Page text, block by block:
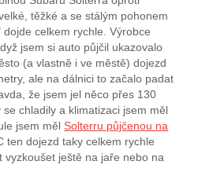
těžké a se stálým pohonem
celkem rychle. Výrobce
jsem si auto půjčil ukazovalo
(a vlastně i ve městě) dojezd
ale na dálnici to začalo padat
že jsem jel něco přes 130
chladily a klimatizaci jsem měl
jsem měl Solterru půjčenou na
ten dojezd taky celkem rychle
vyzkoušet ještě na jaře nebo na